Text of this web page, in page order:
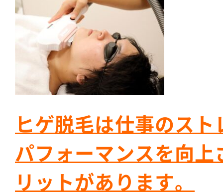
ヒゲ脱毛は仕事のス
パフォーマンスを向
リットがあります。